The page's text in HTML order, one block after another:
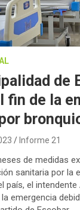
de
fin de la
Informe 21
de medidas
sanitaria por la
país, el intendente
emergencia